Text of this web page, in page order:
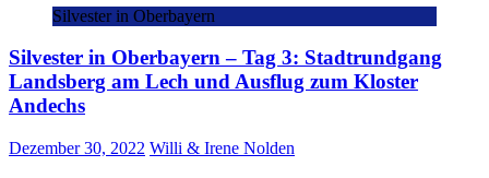
Silvester in Oberbayern
Silvester in Oberbayern – Tag 3: Stadtrundgang
Landsberg am Lech und Ausflug zum Kloster
Andechs
Dezember 30, 2022 Willi & Irene Nolden